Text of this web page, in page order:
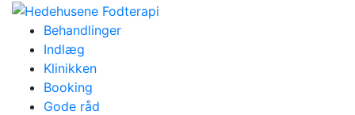
Behandlinger
Indlæg
Klinikken
Booking
Gode råd